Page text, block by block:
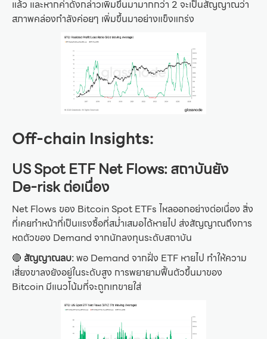
แล้ว และหากค่าดังกล่าวเพิ่มขึ้นมามากกว่า 2 จะเป็นสัญญาณว่า
สภาพคล่องกำลังค่อยๆ เพิ่มขึ้นมาอย่างแข็งแกร่ง
Off-chain Insights:
US Spot ETF Net Flows: สถาบันยัง
De-risk ต่อเนื่อง
Net Flows ของ Bitcoin Spot ETFs ไหลออกอย่างต่อเนื่อง สิ่ง
ที่เคยทำหน้าที่เป็นแรงซื้อที่สม่ำเสมอได้หายไป ส่งสัญญาณถึงการ
หดตัวของ Demand จากนักลงทุนระดับสถาบัน
🔴 สัญญาณลบ:พอ Demand จากฝั่ง ETF หายไป ทำให้ความ
เสี่ยงขาลงยังอยู่ในระดับสูง การพยายามฟื้นตัวขึ้นมาของ
Bitcoin มีแนวโน้มที่จะถูกเทขายใส่